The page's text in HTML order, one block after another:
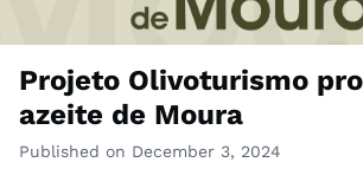
Projeto Olivoturismo
azeite de Moura
Published on December 3, 2024